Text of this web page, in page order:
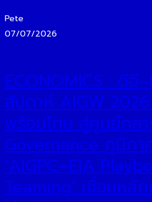
Pete
07/07/2026
ECONOMICS : ดีอี
สัปดาห์ AIGW
พร้อมไทย สู่ศูนย์กล
Governance ภูมิภา
‘AIGPC–EIA
Teaming’ เชื่อมหลั